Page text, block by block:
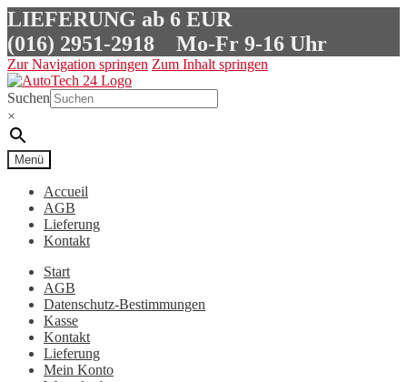
LIEFERUNG ab 6 EUR
(016) 2951-2918 Mo-Fr 9-16 Uhr
Zur Navigation springen Zum Inhalt springen
Suchen
×
Menü
Accueil
AGB
Lieferung
Kontakt
Start
AGB
Datenschutz-Bestimmungen
Kasse
Kontakt
Lieferung
Mein Konto